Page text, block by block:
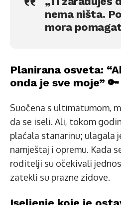
nema ništa.
mora
Planirana osveta:
onda je sve moje” 🔑
Suočena s ultimatumom,
da se iseli. Ali, tokom
plaćala stanarinu; ulagala
namještaj i opremu. Kada
roditelji su očekivali
zatekli su prazne zidove.